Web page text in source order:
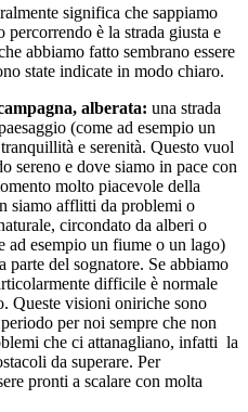
significa che sappiamo
percorrendo è la strada giusta e
abbiamo fatto sembrano essere
state indicate in modo chiaro.
alberata: una strada
(come ad esempio un
e serenità. Questo vuol
sereno e dove siamo in pace con
molto piacevole della
siamo afflitti da problemi o
circondato da alberi o
ad esempio un fiume o un lago)
del sognatore. Se abbiamo
difficile è normale
Queste visioni oniriche sono
per noi sempre che non
che ci attanagliano, infatti la
da superare. Per
pronti a scalare con molta